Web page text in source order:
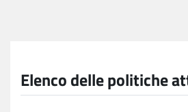
Elenco delle politiche